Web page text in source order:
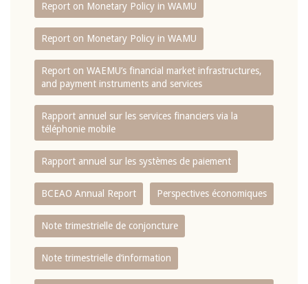
Report on Monetary Policy in WAMU
Report on Monetary Policy in WAMU
Report on WAEMU’s financial market infrastructures,
and payment instruments and services
Rapport annuel sur les services financiers via la
téléphonie mobile
Rapport annuel sur les systèmes de paiement
BCEAO Annual Report Perspectives économiques
Note trimestrielle de conjoncture
Note trimestrielle d‘information